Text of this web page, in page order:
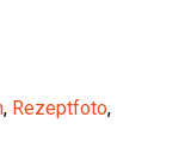
, Rezeptfoto,